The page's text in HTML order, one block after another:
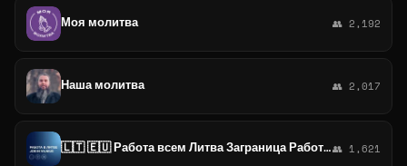
Моя молитва 👥 2,192
Наша молитва 👥 2,017
🇱🇹 🇪🇺 Работа всем Литва Заграница Работа в Литве Work in Lithuania LT Вильнюс Vilnius Европа Europa ЕС EU 🇱🇹 🇪🇺👥 1,621